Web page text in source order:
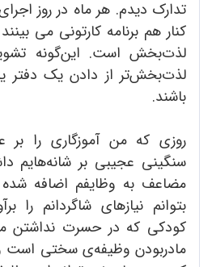
تدارک دیدم. هر ماه در روز
کنار هم برنامه کارتونی می
لذت‌بخش است. این‌گونه
لذت‌بخش‌تر از دادن یک دفتر
باشند.
روزی که من آموزگاری را
سنگینی عجیبی بر شانه‌هایم
مضاعف به وظایفم اضافه
بتوانم نیازهای شاگردانم را
کودکی که در حسرت نداشتن
مادربودن وظیفه‌ی سختی است